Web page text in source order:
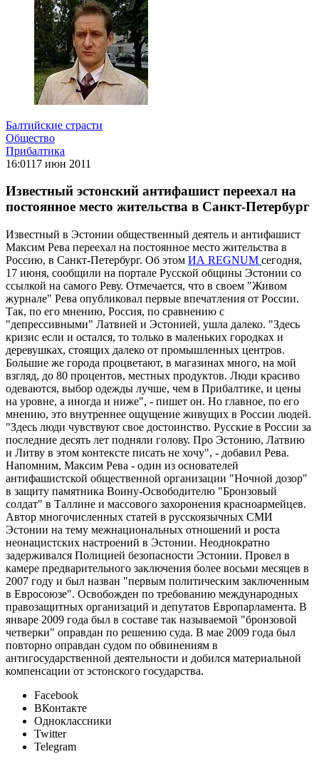
Балтийские страсти
Общество
Прибалтика
16:0117 июн 2011
Известный эстонский антифашист переехал на
постоянное место жительства в Санкт-Петербург
Известный в Эстонии общественный деятель и антифашист
Максим Рева переехал на постоянное место жительства в
Россию, в Санкт-Петербург. Об этом ИА REGNUM сегодня,
17 июня, сообщили на портале Русской общины Эстонии со
ссылкой на самого Реву. Отмечается, что в своем "Живом
журнале" Рева опубликовал первые впечатления от России.
Так, по его мнению, Россия, по сравнению с
"депрессивными" Латвией и Эстонией, ушла далеко. "Здесь
кризис если и остался, то только в маленьких городках и
деревушках, стоящих далеко от промышленных центров.
Большие же города процветают, в магазинах много, на мой
взгляд, до 80 процентов, местных продуктов. Люди красиво
одеваются, выбор одежды лучше, чем в Прибалтике, и цены
на уровне, а иногда и ниже", - пишет он. Но главное, по его
мнению, это внутреннее ощущение живущих в России людей.
"Здесь люди чувствуют свое достоинство. Русские в России за
последние десять лет подняли голову. Про Эстонию, Латвию
и Литву в этом контексте писать не хочу", - добавил Рева.
Напомним, Максим Рева - один из основателей
антифашистской общественной организации "Ночной дозор"
в защиту памятника Воину-Освободителю "Бронзовый
солдат" в Таллине и массового захоронения красноармейцев.
Автор многочисленных статей в русскоязычных СМИ
Эстонии на тему межнациональных отношений и роста
неонацистских настроений в Эстонии. Неоднократно
задерживался Полицией безопасности Эстонии. Провел в
камере предварительного заключения более восьми месяцев в
2007 году и был назван "первым политическим заключенным
в Евросоюзе". Освобожден по требованию международных
правозащитных организаций и депутатов Европарламента. В
январе 2009 года был в составе так называемой "бронзовой
четверки" оправдан по решению суда. В мае 2009 года был
повторно оправдан судом по обвинениям в
антигосударственной деятельности и добился материальной
компенсации от эстонского государства.
Facebook
ВКонтакте
Одноклассники
Twitter
Telegram